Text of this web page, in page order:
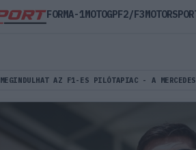
MEGINDULHAT AZ F1-ES PILÓTAPIAC - A MERCEDES
FORMA-1MOTOGPF2/F3